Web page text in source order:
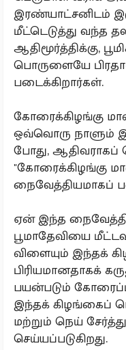
இரண்யாட்சனிடம்
மீட்டெடுத்து வந்த
ஆதிமூர்த்திக்கு,
பொருளையே
படைக்கிறார்கள்.
கோரைக்கிழங்கு
ஒவ்வொரு நாளும்
போது, ஆதிவராகப்
"கோரைக்கிழங்கு
நைவேத்தியமாகப்
ஏன் இந்த
பூமாதேவியை
விளையும் இந்தக்
பிரியமானதாகக்
பயன்படும்
இந்தக் கிழங்கைப்
மற்றும் நெய்
செய்யப்படுகிறது.